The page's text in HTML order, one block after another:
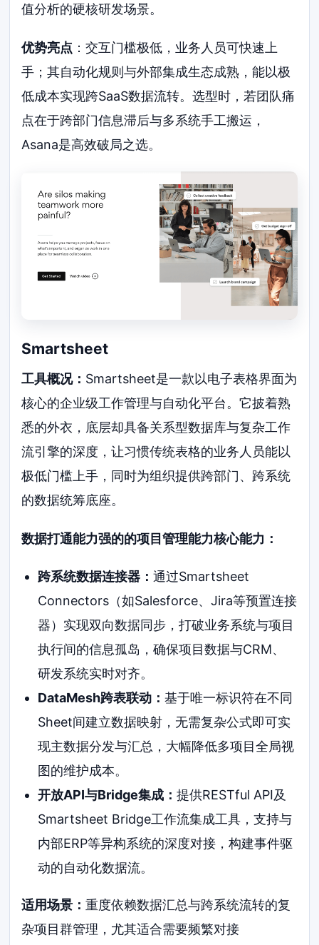
值分析的硬核研发场景。
优势亮点 ：交互门槛极低，业务人员可快速上
手；其自动化规则与外部集成生态成熟，能以极
低成本实现跨SaaS数据流转。选型时，若团队痛
点在于跨部门信息滞后与多系统手工搬运，
Asana是高效破局之选。
Smartsheet
工具概况： Smartsheet是一款以电子表格界面为
核心的企业级工作管理与自动化平台。它披着熟
悉的外衣，底层却具备关系型数据库与复杂工作
流引擎的深度，让习惯传统表格的业务人员能以
极低门槛上手，同时为组织提供跨部门、跨系统
的数据统筹底座。
数据打通能力强的的项目管理能力核心能力：
跨系统数据连接器： 通过Smartsheet
Connectors（如Salesforce、Jira等预置连接
器）实现双向数据同步，打破业务系统与项目
执行间的信息孤岛，确保项目数据与CRM、
研发系统实时对齐。
DataMesh跨表联动： 基于唯一标识符在不同
Sheet间建立数据映射，无需复杂公式即可实
现主数据分发与汇总，大幅降低多项目全局视
图的维护成本。
开放API与Bridge集成： 提供RESTful API及
Smartsheet Bridge工作流集成工具，支持与
内部ERP等异构系统的深度对接，构建事件驱
动的自动化数据流。
适用场景：重度依赖数据汇总与跨系统流转的复
杂项目群管理，尤其适合需要频繁对接